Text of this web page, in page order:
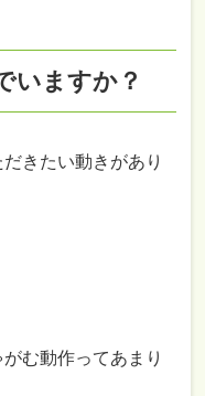
いますか？
きたい動きがあり
む動作ってあまり